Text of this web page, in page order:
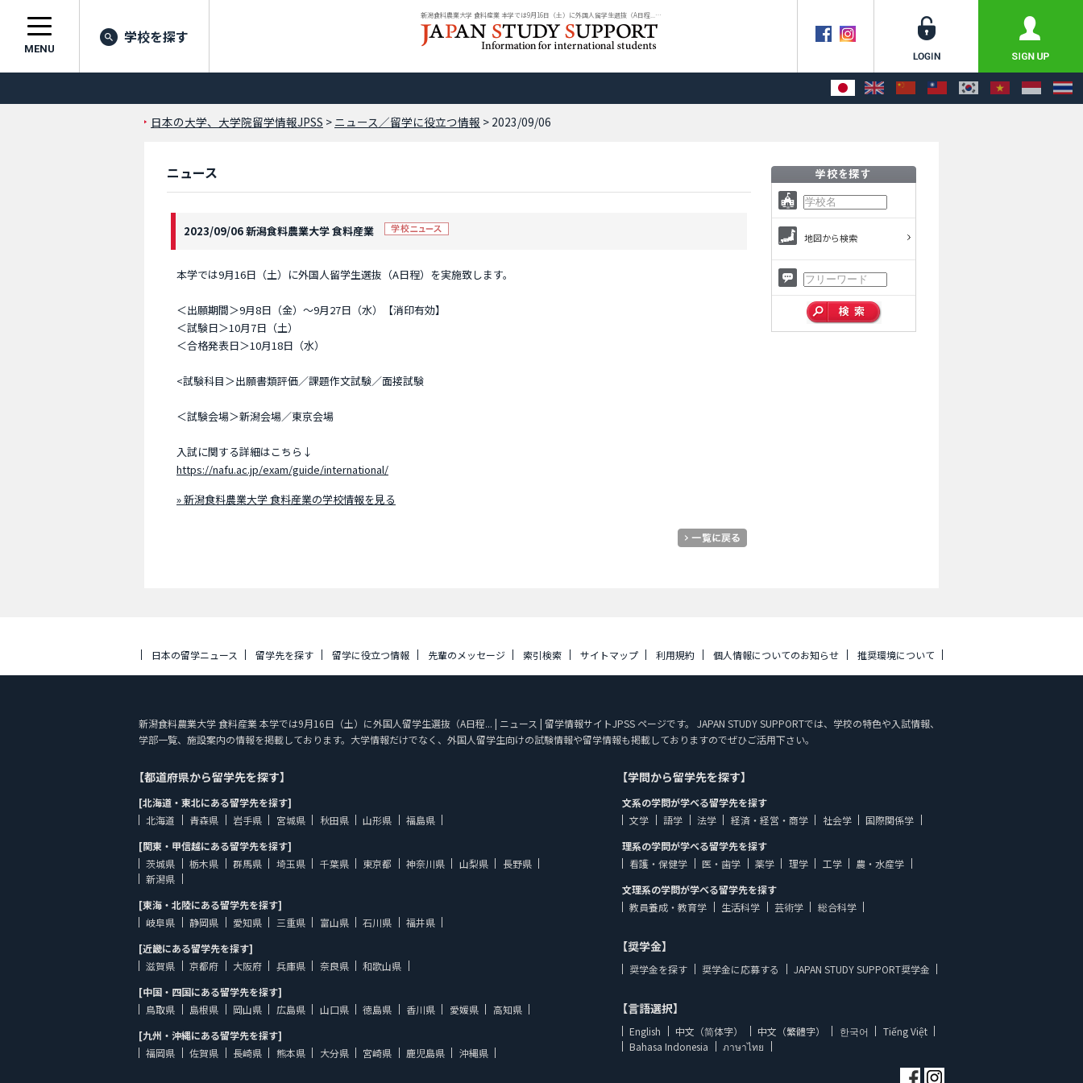
新潟食料農業大学 食料産業 本学では9月16日（土）に外国人留学生選抜（A日程... |...
MENU
学校を探す
日本の大学、大学院留学情報JPSS > ニュース／留学に役立つ情報 > 2023/09/06
ニュース
2023/09/06 新潟食料農業大学 食料産業
本学では9月16日（土）に外国人留学生選抜（A日程）を実施致します。
＜出願期間＞9月8日（金）～9月27日（水）【消印有効】
＜試験日＞10月7日（土）
＜合格発表日＞10月18日（水）
<試験科目＞出願書類評価／課題作文試験／面接試験
＜試験会場＞新潟会場／東京会場
入試に関する詳細はこちら↓
https://nafu.ac.jp/exam/guide/international/
» 新潟食料農業大学 食料産業の学校情報を見る
地図から検索
日本の留学ニュース 留学先を探す 留学に役立つ情報 先輩のメッセージ 索引検索 サイトマップ 利用規約 個人情報についてのお知らせ 推奨環境について
新潟食料農業大学 食料産業 本学では9月16日（土）に外国人留学生選抜（A日程... | ニュース | 留学情報サイトJPSS ページです。 JAPAN STUDY SUPPORTでは、学校の特色や入試情報、
学部一覧、施設案内の情報を掲載しております。大学情報だけでなく、外国人留学生向けの試験情報や留学情報も掲載しておりますのでぜひご活用下さい。
【都道府県から留学先を探す】
[北海道・東北にある留学先を探す]
北海道
青森県 岩手県 宮城県 秋田県 山形県
福島県
[関東・甲信越にある留学先を探す]
茨城県
栃木県 群馬県 埼玉県 千葉県 東京都 神奈川県 山梨県
長野県
新潟県
[東海・北陸にある留学先を探す]
岐阜県
静岡県 愛知県 三重県 富山県 石川県
福井県
[近畿にある留学先を探す]
滋賀県
京都府 大阪府 兵庫県 奈良県
和歌山県
[中国・四国にある留学先を探す]
鳥取県
島根県 岡山県 広島県 山口県 徳島県 香川県 愛媛県
高知県
[九州・沖縄にある留学先を探す]
福岡県
佐賀県 長崎県 熊本県 大分県 宮崎県 鹿児島県 沖縄県
【学問から留学先を探す】
文系の学問が学べる留学先を探す
文学
語学 法学 経済・経営・商学 社会学
国際関係学
理系の学問が学べる留学先を探す
看護・保健学
医・歯学 薬学 理学 工学
農・水産学
文理系の学問が学べる留学先を探す
教員養成・教育学
生活科学 芸術学 総合科学
【奨学金】
奨学金を探す 奨学金に応募する JAPAN STUDY SUPPORT奨学金
【言語選択】
English 中文（简体字） 中文（繁體字） 한국어
Tiếng Việt
Bahasa Indonesia
ภาษาไทย